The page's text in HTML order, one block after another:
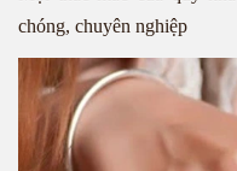
chóng, chuyên nghiệp